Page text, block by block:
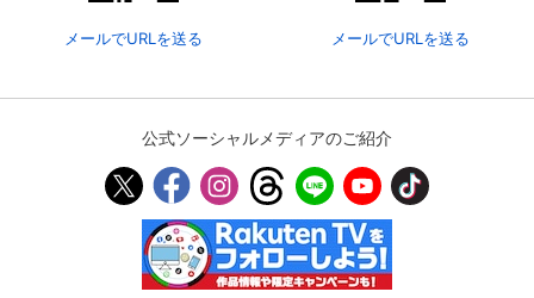
現在獲得済みのお得なクーポンを確認でき
レンタル、購入、定額見放題の購入履歴の
確認が可能です。こちらから視聴いただく
と便利です。
メールでURLを送る メールでURLを送る
公式ソーシャルメディアのご紹介